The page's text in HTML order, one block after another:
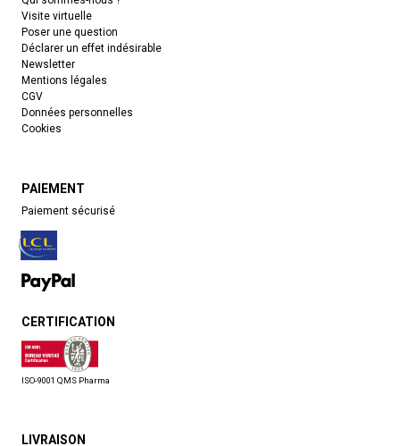
Visite virtuelle
Poser une question
Déclarer un effet indésirable
Newsletter
Mentions légales
CGV
Données personnelles
Cookies
PAIEMENT
Paiement sécurisé
CERTIFICATION
ISO-9001 QMS Pharma
LIVRAISON